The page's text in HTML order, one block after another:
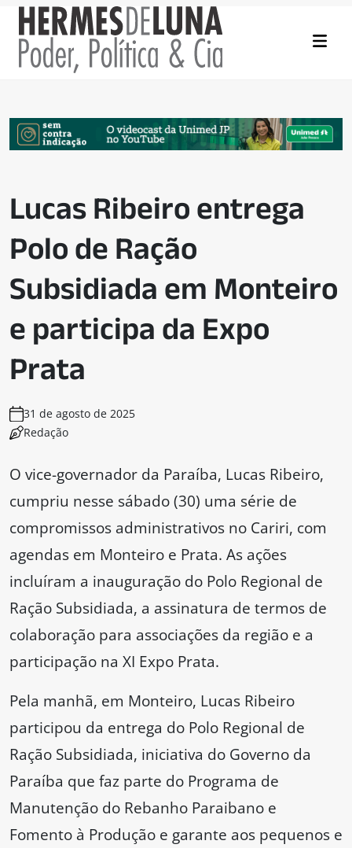
Lucas Ribeiro entrega
Polo de Ração
Subsidiada em Monteiro
e participa da Expo
Prata
31 de agosto de 2025
Redação
O vice-governador da Paraíba, Lucas Ribeiro,
cumpriu nesse sábado (30) uma série de
compromissos administrativos no Cariri, com
agendas em Monteiro e Prata. As ações
incluíram a inauguração do Polo Regional de
Ração Subsidiada, a assinatura de termos de
colaboração para associações da região e a
participação na XI Expo Prata.
Pela manhã, em Monteiro, Lucas Ribeiro
participou da entrega do Polo Regional de
Ração Subsidiada, iniciativa do Governo da
Paraíba que faz parte do Programa de
Manutenção do Rebanho Paraibano e
Fomento à Produção e garante aos pequenos e